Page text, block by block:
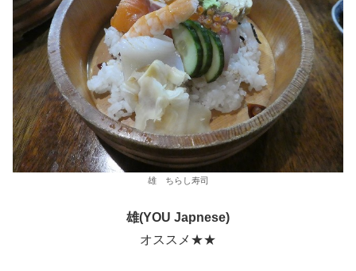
雄 ちらし寿司
雄(YOU Japnese)
オススメ★★